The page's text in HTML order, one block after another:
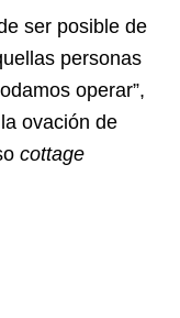
ser posible de
personas
operar”,
ovación de
cottage